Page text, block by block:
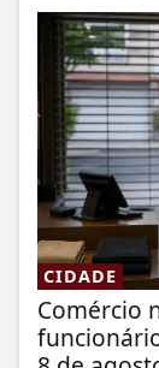
CIDADE
Comércio